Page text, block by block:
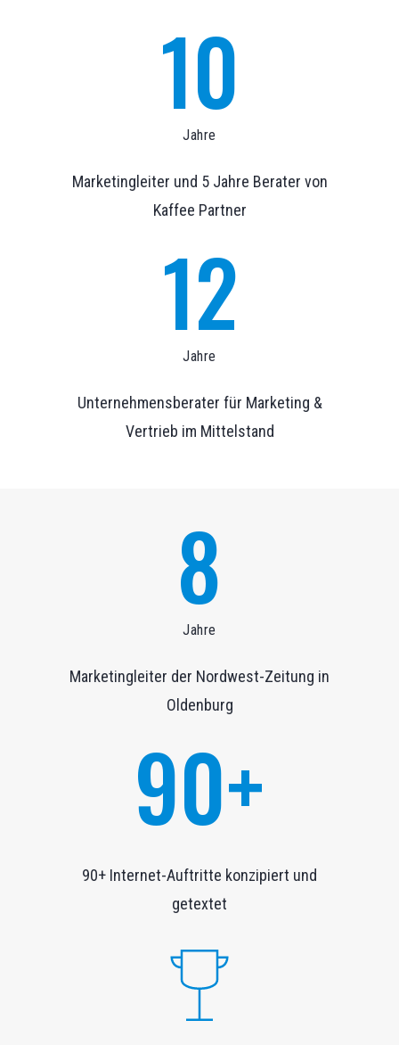
10
Jahre
Marketingleiter und 5 Jahre Berater von
Kaffee Partner
12
Jahre
Unternehmensberater für Marketing &
Vertrieb im Mittelstand
8
Jahre
Marketingleiter der Nordwest-Zeitung in
Oldenburg
90+
90+ Internet-Auftritte konzipiert und
getextet